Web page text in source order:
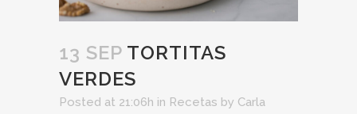
13 SEP TORTITAS
VERDES
Posted at 21:06h in Recetas by Carla